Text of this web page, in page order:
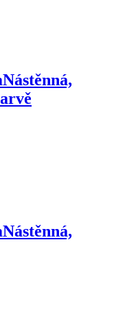
Nástěnná,
Nástěnná,